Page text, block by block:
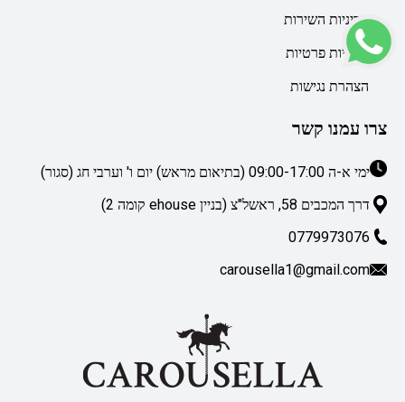
מדיניות השירות
מדיניות פרטיות
הצהרת נגישות
צרו עמנו קשר
ימי א-ה 09:00-17:00 (בתיאום מראש) יום ו' וערבי חג (סגור)
דרך המכבים 58, ראשל"צ (בניין ehouse קומה 2)
0779973076
carousella1@gmail.com